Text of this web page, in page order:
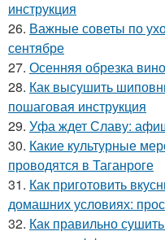
инструкция
26. Важные советы по
сентябре
27. Осенняя обрезка
28. Как высушить
пошаговая инструкция
29. Уфа ждет Славу:
30. Какие культурные
проводятся в Таганроге
31. Как приготовить
домашних условиях:
32. Как правильно